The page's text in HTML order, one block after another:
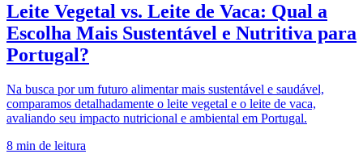
Leite Vegetal vs. Leite de Vaca: Qual a
Escolha Mais Sustentável e Nutritiva para
Portugal?
Na busca por um futuro alimentar mais sustentável e saudável,
comparamos detalhadamente o leite vegetal e o leite de vaca,
avaliando seu impacto nutricional e ambiental em Portugal.
8 min de leitura